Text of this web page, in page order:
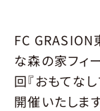
個人参
FC GRASION
な森の家フィ
回『おもてなし
開催いたします